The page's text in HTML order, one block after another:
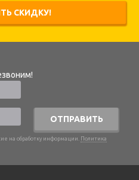
СКИДКУ!
ОТПРАВИТЬ
на обработку информации. Политика